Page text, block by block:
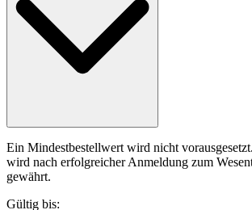
Ein Mindestbestellwert wird nicht
wird nach erfolgreicher Anmeldung zum
gewährt.
Gültig bis: